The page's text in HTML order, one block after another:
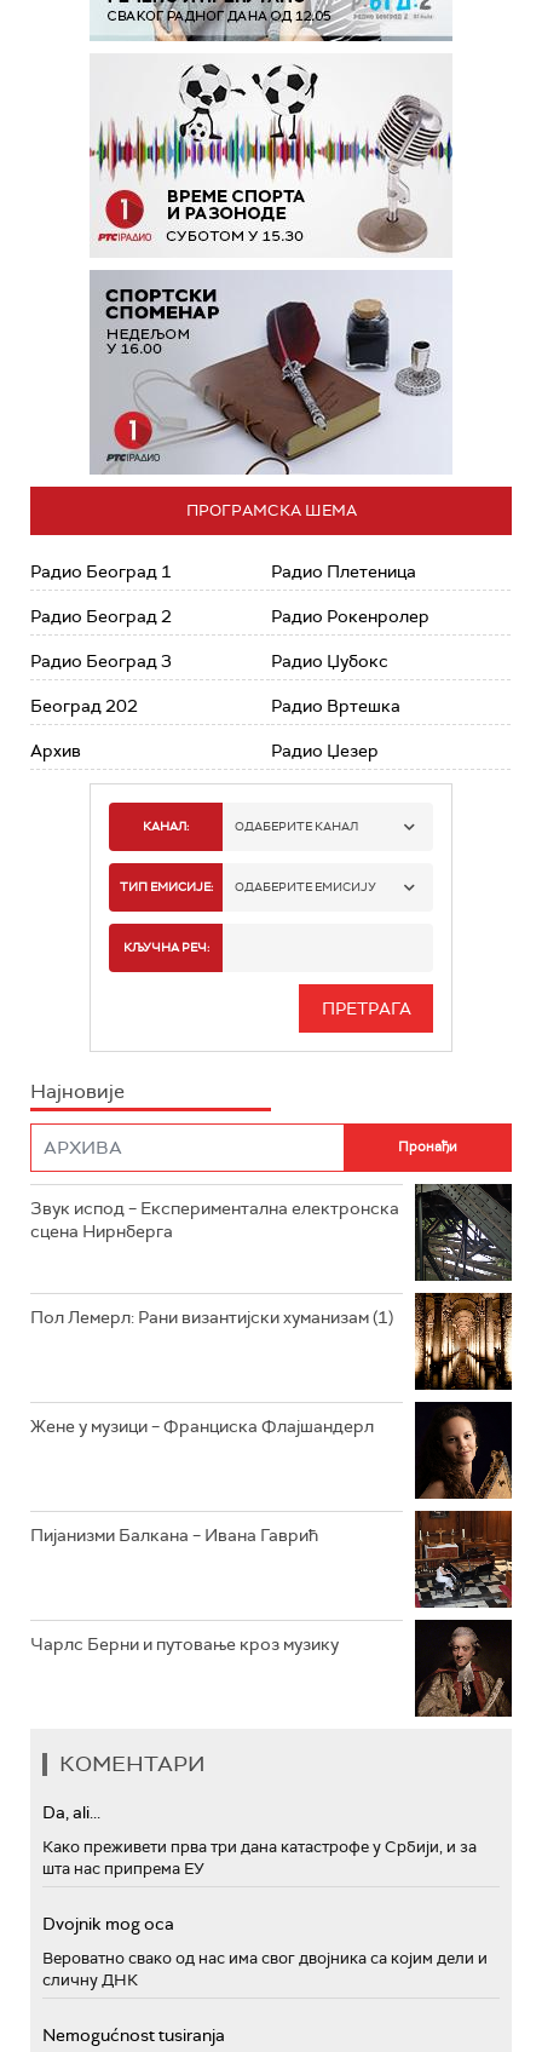
ПРОГРАМСКА ШЕМА
Радио Београд 1
Радио Београд 2
Радио Београд 3
Београд 202
Архив
Радио Плетеница
Радио Рокенролер
Радио Џубокс
Радио Вртешка
Радио Џезер
КАНАЛ: ОДАБЕРИТЕ КАНАЛ
РАДИО БЕОГРАД 1
РАДИО БЕОГРАД 3
РАДИО РОКЕНРОЛЕР
РАДИО ЏЕЗЕР
ТИП ЕМИСИЈЕ: ОДАБЕРИТЕ ЕМИСИЈУ
ИНФО
КЉУЧНА РЕЧ:
Најновије
Звук испод – Експериментална електронска
сцена Нирнберга
Пол Лемерл: Рани византијски хуманизам (1)
Жене у музици – Франциска Флајшандерл
Пијанизми Балкана – Ивана Гаврић
Чарлс Берни и путовање кроз музику
КОМЕНТАРИ
Da, ali...
Како преживети прва три дана катастрофе у Србији, и за
шта нас припрема ЕУ
Dvojnik mog oca
Вероватно свако од нас има свог двојника са којим дели и
сличну ДНК
Nemogućnost tusiranja